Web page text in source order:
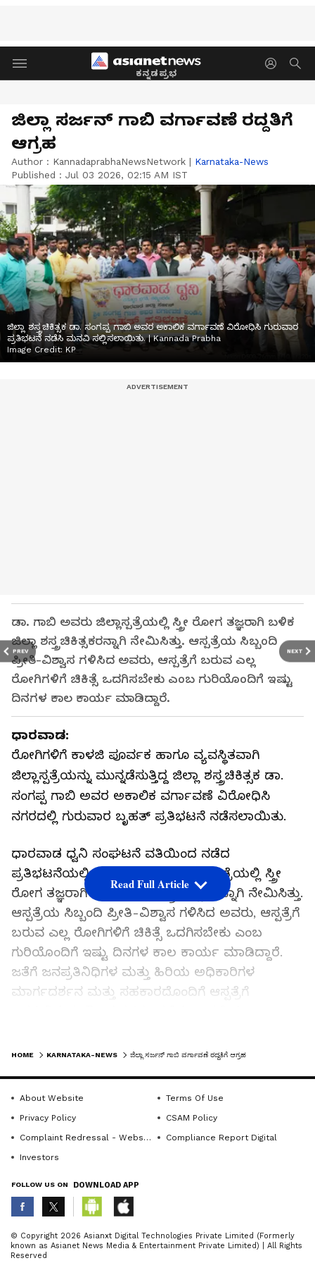
ಕನ್ನಡಪ್ರಭ
PREV NEXT
ಜಿಲ್ಲಾ ಸರ್ಜನ್‌ ಗಾಬಿ ವರ್ಗಾವಣೆ ರದ್ದತಿಗೆ
ಆಗ್ರಹ
Author : KannadaprabhaNewsNetwork | Karnataka-News
Published : Jul 03 2026, 02:15 AM IST
ಜಿಲ್ಲಾ ಶಸ್ತ್ರಚಿಕಿತ್ಸಕ ಡಾ. ಸಂಗಪ್ಪ ಗಾಬಿ ಅವರ ಅಕಾಲಿಕ ವರ್ಗಾವಣೆ ವಿರೋಧಿಸಿ ಗುರುವಾರ
ಪ್ರತಿಭಟನೆ ನಡೆಸಿ ಮನವಿ ಸಲ್ಲಿಸಲಾಯಿತು. | Kannada Prabha
Image Credit: KP
ಡಾ. ಗಾಬಿ‌ ಅವರು ಜಿಲ್ಲಾಸ್ಪತ್ರೆಯಲ್ಲಿ ಸ್ತ್ರೀ ರೋಗ ತಜ್ಞರಾಗಿ ಬಳಿಕ
ಜಿಲ್ಲಾ ಶಸ್ತ್ರಚಿಕಿತ್ಸಕರನ್ನಾಗಿ ನೇಮಿಸಿತ್ತು. ಆಸ್ಪತ್ರೆಯ ಸಿಬ್ಬಂದಿ
ಪ್ರೀತಿ-ವಿಶ್ವಾಸ ಗಳಿಸಿದ ಅವರು, ಆಸ್ಪತ್ರೆಗೆ ಬರುವ ಎಲ್ಲ
ರೋಗಿಗಳಿಗೆ ಚಿಕಿತ್ಸೆ ಒದಗಿಸಬೇಕು ಎಂಬ ಗುರಿಯೊಂದಿಗೆ ಇಷ್ಟು
ದಿನಗಳ ಕಾಲ ಕಾರ್ಯ ಮಾಡಿದ್ದಾರೆ.
ಧಾರವಾಡ:
ರೋಗಿಗಳಿಗೆ ಕಾಳಜಿ ಪೂರ್ವಕ ಹಾಗೂ ವ್ಯವಸ್ಥಿತವಾಗಿ
ಜಿಲ್ಲಾಸ್ಪತ್ರೆಯನ್ನು ಮುನ್ನಡೆಸುತ್ತಿದ್ದ ಜಿಲ್ಲಾ ಶಸ್ತ್ರಚಿಕಿತ್ಸಕ ಡಾ.
ಸಂಗಪ್ಪ ಗಾಬಿ ಅವರ ಅಕಾಲಿಕ ವರ್ಗಾವಣೆ ವಿರೋಧಿಸಿ
ನಗರದಲ್ಲಿ ಗುರುವಾರ ಬೃಹತ್‌ ಪ್ರತಿಭಟನೆ ನಡೆಸಲಾಯಿತು.
ಧಾರವಾಡ ಧ್ವನಿ ಸಂಘಟನೆ ವತಿಯಿಂದ ನಡೆದ
ಪ್ರತಿಭಟನೆಯಲ್ಲಿ ಡಾ. ಗಾಬಿ‌ ಅವರು ಜಿಲ್ಲಾಸ್ಪತ್ರೆಯಲ್ಲಿ ಸ್ತ್ರೀ
ರೋಗ ತಜ್ಞರಾಗಿ ಬಳಿಕ ಜಿಲ್ಲಾ ಶಸ್ತ್ರಚಿಕಿತ್ಸಕರನ್ನಾಗಿ ನೇಮಿಸಿತ್ತು.
ಆಸ್ಪತ್ರೆಯ ಸಿಬ್ಬಂದಿ ಪ್ರೀತಿ-ವಿಶ್ವಾಸ ಗಳಿಸಿದ ಅವರು, ಆಸ್ಪತ್ರೆಗೆ
ಬರುವ ಎಲ್ಲ ರೋಗಿಗಳಿಗೆ ಚಿಕಿತ್ಸೆ ಒದಗಿಸಬೇಕು ಎಂಬ
ಗುರಿಯೊಂದಿಗೆ ಇಷ್ಟು ದಿನಗಳ ಕಾಲ ಕಾರ್ಯ ಮಾಡಿದ್ದಾರೆ.
ಜತೆಗೆ ಜನಪ್ರತಿನಿಧಿಗಳ ಮತ್ತು ಹಿರಿಯ ಅಧಿಕಾರಿಗಳ
ಮಾರ್ಗದರ್ಶನ ಮತ್ತು ಸಹಕಾರದೊಂದಿಗೆ ಆಸ್ಪತ್ರೆಗೆ
ನಿವಾರಿಸುವ ಜತೆಗೆ ಮಾದರಿ ಆಸ್ಪತ್ರೆ ಮಾಡಿದ್ದರು ಎಂಬ
ಭ್ರಷ್ಟಾಚಾರ ನಡೆದಿಲ್ಲ. ಇದೀಗ ಅವರನ್ನು ವರ್ಗಾವಣೆ
ಮಾಡಲು ತೀರ್ಮಾನಿಸಿರುವುದು ರೋಗಿಗಳ, ಜನಸಾಮಾನ್ಯರ
ಹಿತದೃಷ್ಟಿಯಿಂದ ಸರಿಯಲ್ಲ. ಆದ್ದರಿಂದ ಡಾ. ಗಾಬಿ ಅವರನ್ನು
ಮರಳಿ ಜಿಲ್ಲಾಸ್ಪತ್ರೆಯಲ್ಲಿಯೇ ಮುಂದುವರಿಸಬೇಕು ಎಂದು
Read Full Article
ABOUT THE AUTHOR
K KannadaprabhaNewsNetwork
HOME KARNATAKA-NEWS ಜಿಲ್ಲಾ ಸರ್ಜನ್‌ ಗಾಬಿ ವರ್ಗಾವಣೆ ರದ್ದತಿಗೆ ಆಗ್ರಹ
About Website
Terms Of Use
Privacy Policy
CSAM Policy
Complaint Redressal - Website
Compliance Report Digital
Investors
FOLLOW US ON DOWNLOAD APP
© Copyright 2026 Asianxt Digital Technologies Private Limited (Formerly
known as Asianet News Media & Entertainment Private Limited) | All Rights
Reserved